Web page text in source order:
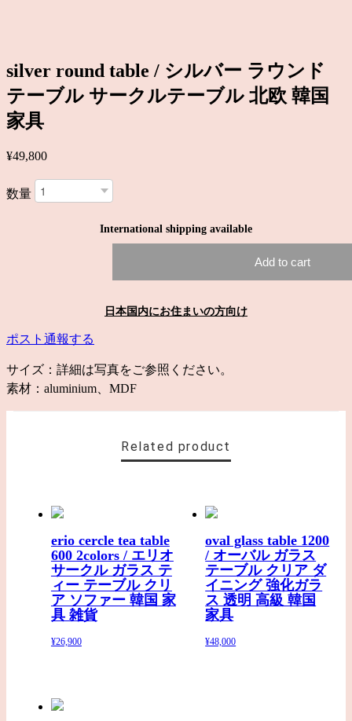
silver round table / シルバー ラウンド
テーブル サークルテーブル 北欧 韓国
家具
¥49,800
数量
International shipping available
Add to cart
日本国内にお住まいの方向け
ポスト 通報する
サイズ：詳細は写真をご参照ください。
素材：aluminium、MDF
Related product
erio cercle tea table
600 2colors / エリオ
サークル ガラス テ
ィー テーブル クリ
ア ソファー 韓国 家
具 雑貨
¥26,900
oval glass table 1200
/ オーバル ガラス
テーブル クリア ダ
イニング 強化ガラ
ス 透明 高級 韓国
家具
¥48,000